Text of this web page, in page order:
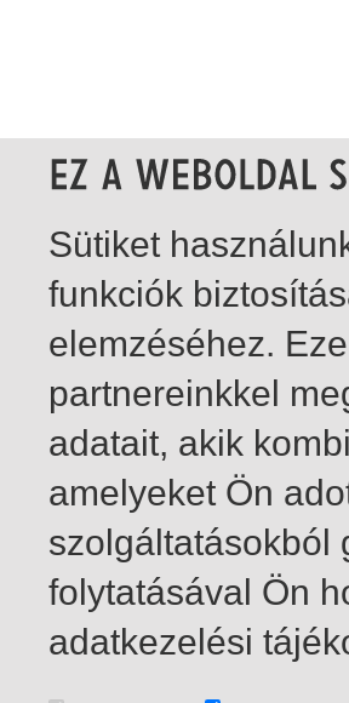
1-9 / insgesamt 9 Treffer
Sütiket
funkciók
elemzéséhez.
partnereinkkel
adatait, akik
amelyeket Ön
szolgáltatásokból
folytatásával Ön
adatkezelési